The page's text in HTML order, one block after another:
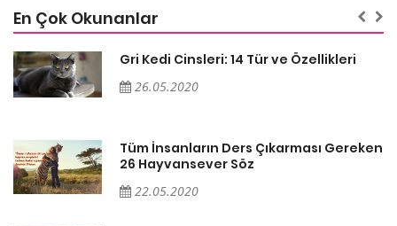
En Çok Okunanlar
Gri Kedi Cinsleri: 14 Tür ve Özellikleri
26.05.2020
Tüm İnsanların Ders Çıkarması Gereken
26 Hayvansever Söz
22.05.2020